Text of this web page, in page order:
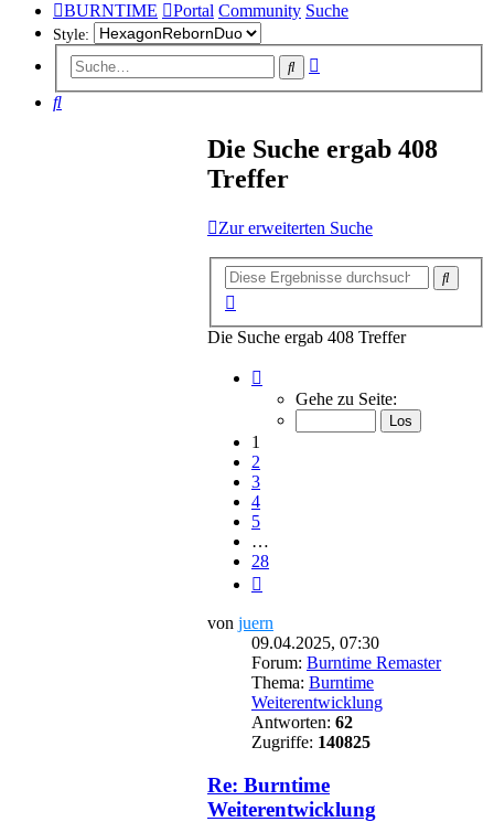
BURNTIME Portal Community Suche
Style:
Suche
Suche
Die Suche ergab 408
Treffer
Zur erweiterten Suche
Suche
Die Suche ergab 408 Treffer
von
Gehe zu Seite:
1
2
3
4
5
…
28
von juern
09.04.2025, 07:30
Forum: Burntime Remaster
Thema: Burntime
Weiterentwicklung
Antworten: 62
Zugriffe: 140825
Re: Burntime
Weiterentwicklung